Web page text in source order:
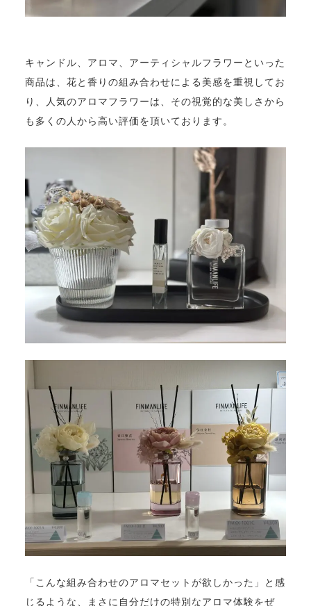
キャンドル、アロマ、アーティシャルフラワーといった
商品は、花と香りの組み合わせによる美感を重視してお
り、人気のアロマフラワーは、その視覚的な美しさから
も多くの人から高い評価を頂いております。
「こんな組み合わせのアロマセットが欲しかった」と感
じるような、まさに自分だけの特別なアロマ体験をぜ